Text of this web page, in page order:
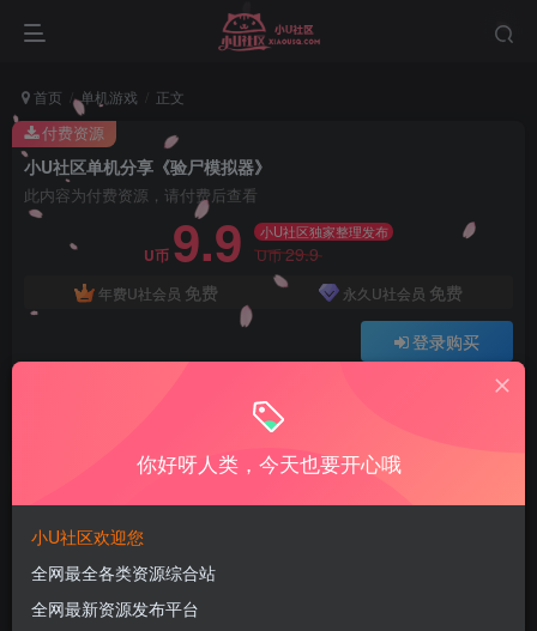
首页 单机游戏 正文
小U社区单机分享《验尸模拟器》
此内容为付费资源，请付费后查看
U币 9.9 小U社区独家整理发布
U币29.9
年费U社会员 免费 永久U社会员 免费
登录购买
Q:1337861109 V:ywsy663
小U站长亲测整理如有问题联系Q1337861109
付费资源
U酱！
1年前发布
你好呀人类，今天也要开心哦
小U社区欢迎您
全网最全各类资源综合站
全网最新资源发布平台